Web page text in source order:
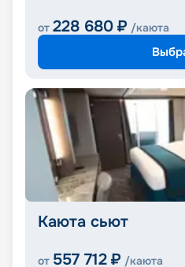
от 228 680 ₽ /каюта
Каюта сьют
от 557 712 ₽ /каюта